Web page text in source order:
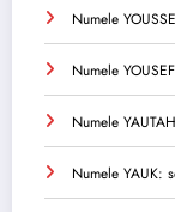
Numele
Numele
Numele
Numele YAUK: